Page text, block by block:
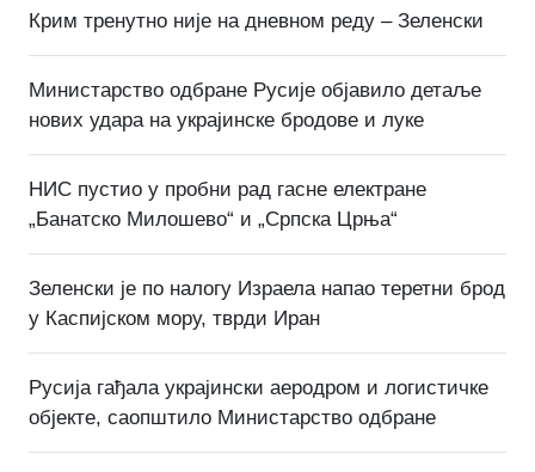
Крим тренутно није на дневном реду – Зеленски
Министарство одбране Русије објавило детаље
нових удара на украјинске бродове и луке
НИС пустио у пробни рад гасне електране
„Банатско Милошево“ и „Српска Црња“
Зеленски је по налогу Израела напао теретни брод
у Каспијском мору, тврди Иран
Русија гађала украјински аеродром и логистичке
објекте, саопштило Министарство одбране